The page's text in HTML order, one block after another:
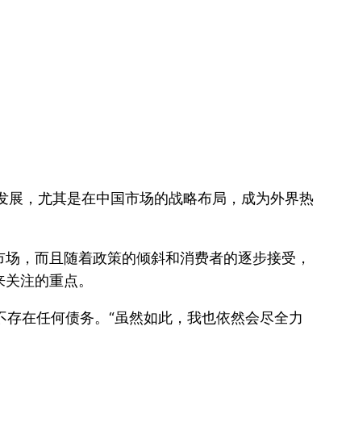
，尤其是在中国市场的战略布局，成为外界热
，而且随着政策的倾斜和消费者的逐步接受，
注的重点。
在任何债务。“虽然如此，我也依然会尽全力